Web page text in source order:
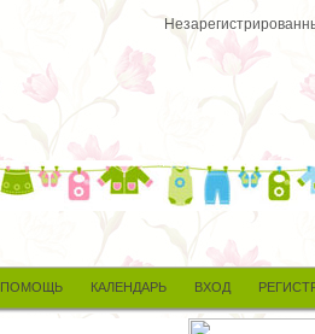
ПОМОЩЬ КАЛЕНДАРЬ ВХОД